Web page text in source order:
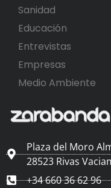
Sanidad
Educación
Entrevistas
Empresas
Medio Ambiente
Plaza del Moro
28523 Rivas
+34 660 36 62 96